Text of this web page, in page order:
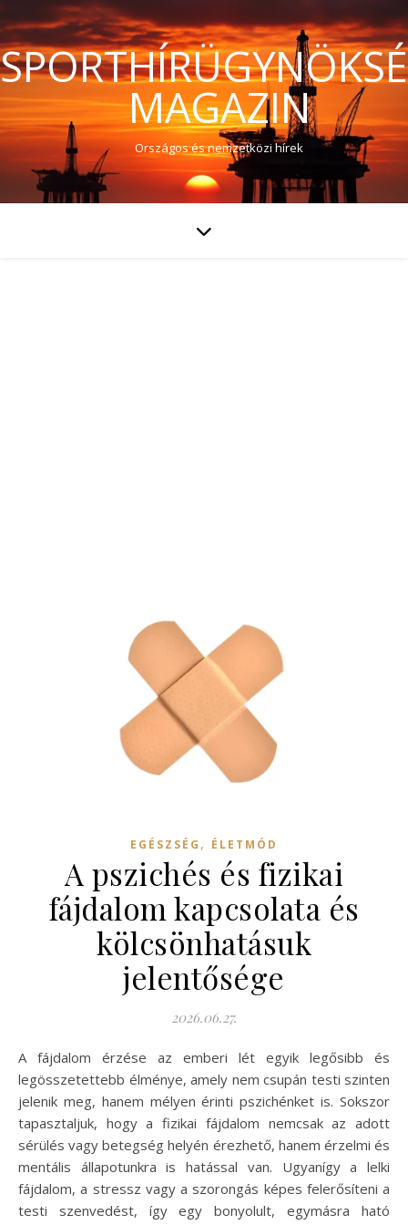
MAGAZIN
Országos és nemzetközi hírek
EGÉSZSÉG , ÉLETMÓD
A pszichés és fizikai
fájdalom kapcsolata és
kölcsönhatásuk
jelentősége
2026.06.27.
A fájdalom érzése az emberi lét egyik legősibb és
legösszetettebb élménye, amely nem csupán testi szinten
jelenik meg, hanem mélyen érinti pszichénket is. Sokszor
tapasztaljuk, hogy a fizikai fájdalom nemcsak az adott
sérülés vagy betegség helyén érezhető, hanem érzelmi és
mentális állapotunkra is hatással van. Ugyanígy a lelki
fájdalom, a stressz vagy a szorongás képes felerősíteni a
testi szenvedést, így egy bonyolult, egymásra ható